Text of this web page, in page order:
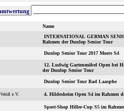
Name
INTERNATIONAL GERMAN
Rahmen der Dunlop Senior Tour
Dunlop Senior Tour 2017 Moers S4
12. Ludwig Gartenmöbel Open bei
der Dunlop Senior Tour
Dunlop Senior Tour Bad Laasphe
e.V. 4. Hildesheim Open S4 im Rahmen
Sport-Shop Hiller-Cup S5 im